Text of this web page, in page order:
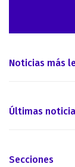
Noticias más
Últimas
Secciones